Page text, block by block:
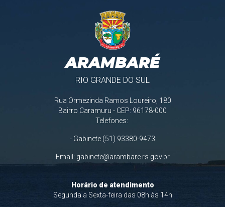
ARAMBARÉ
RIO GRANDE DO SUL
Rua Ormezinda Ramos Loureiro, 180
Bairro Caramuru - CEP: 96178-000
Telefones:
- Gabinete (51) 93380-9473
Email: gabinete@arambare.rs.gov.br
Horário de atendimento
Segunda a Sexta-feira das 08h às 14h